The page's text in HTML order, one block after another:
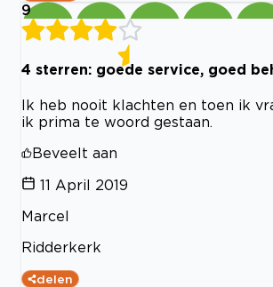
9
4 sterren: goede service, goed
Ik heb nooit klachten en toen ik
ik prima te woord gestaan.
Beveelt aan
11 April 2019
Marcel
Ridderkerk
delen